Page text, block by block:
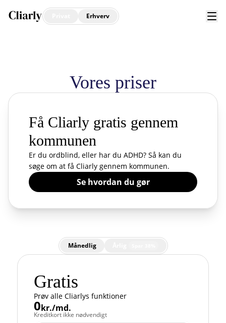
Erhverv
Vores priser
Få Cliarly gratis gennem
kommunen
Er du ordblind, eller har du ADHD? Så kan du
søge om at få Cliarly gennem kommunen.
Se hvordan du gør
Månedlig
Gratis
Prøv alle Cliarlys funktioner
0kr./md.
Kreditkort ikke nødvendigt